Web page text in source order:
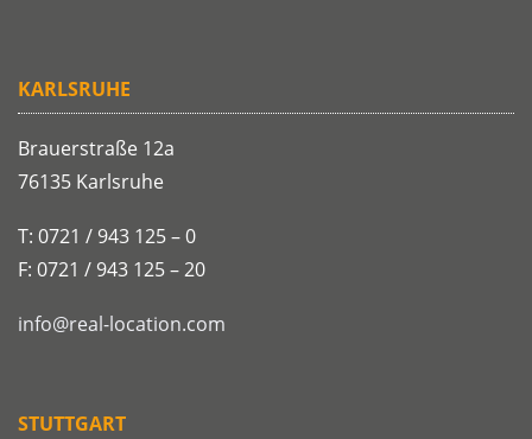
KARLSRUHE
Brauerstraße 12a
76135 Karlsruhe
T: 0721 / 943 125 – 0
F: 0721 / 943 125 – 20
info@real-location.com
STUTTGART